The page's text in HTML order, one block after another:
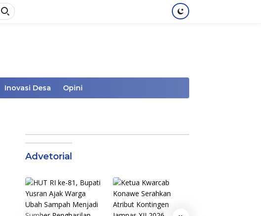
Inovasi Desa Opini
Advetorial